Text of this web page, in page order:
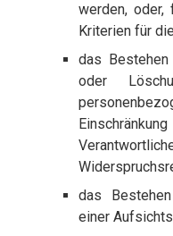
werden,
Kriterien für
das
oder
das
einer